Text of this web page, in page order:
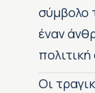
σύμβολο
έναν
Οι